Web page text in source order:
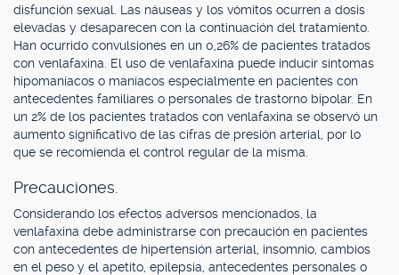
disfunción sexual. Las náuseas y los vómitos ocurren a dosis
elevadas y desaparecen con la continuación del tratamiento.
Han ocurrido convulsiones en un 0,26% de pacientes tratados
con venlafaxina. El uso de venlafaxina puede inducir síntomas
hipomaníacos o maníacos especialmente en pacientes con
antecedentes familiares o personales de trastorno bipolar. En
un 2% de los pacientes tratados con venlafaxina se observó un
aumento significativo de las cifras de presión arterial, por lo
que se recomienda el control regular de la misma.
Precauciones.
Considerando los efectos adversos mencionados, la
venlafaxina debe administrarse con precaución en pacientes
con antecedentes de hipertensión arterial, insomnio, cambios
en el peso y el apetito, epilepsia, antecedentes personales o